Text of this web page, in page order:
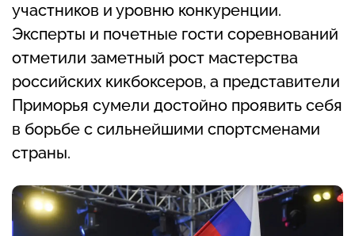
участников и уровню конкуренции.
Эксперты и почетные гости соревнований
отметили заметный рост мастерства
российских кикбоксеров, а представители
Приморья сумели достойно проявить себя
в борьбе с сильнейшими спортсменами
страны.